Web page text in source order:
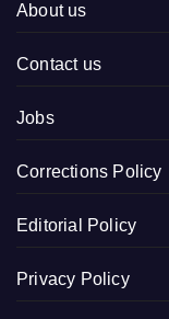
About us
Contact us
Jobs
Corrections Policy
Editorial Policy
Privacy Policy